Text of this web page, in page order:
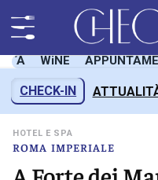
WiNE
CHECK-IN
ROMA IMPERIALE
HOTEL E SPA